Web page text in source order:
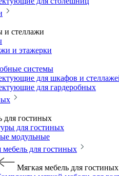
стеллажи
и этажерки
системы
для шкафов и
для гардеробных
для гостиных
для гостиных
модульные
мебель для гостиных
Мягкая мебель для гостиных